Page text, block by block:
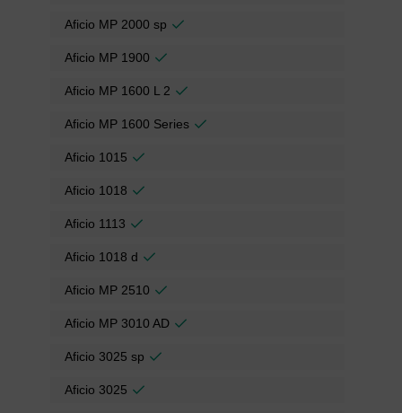
Aficio MP 2000 sp
Aficio MP 1900
Aficio MP 1600 L 2
Aficio MP 1600 Series
Aficio 1015
Aficio 1018
Aficio 1113
Aficio 1018 d
Aficio MP 2510
Aficio MP 3010 AD
Aficio 3025 sp
Aficio 3025